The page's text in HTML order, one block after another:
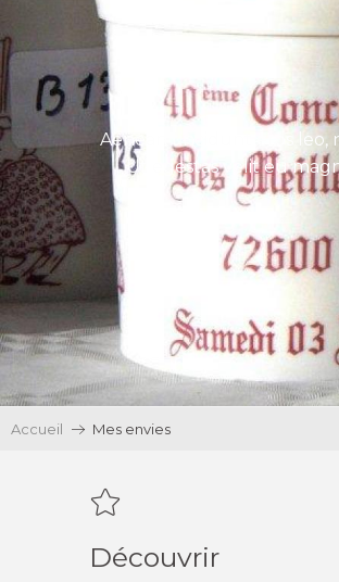
Aenean tincidunt eros leo,
Ut egestas velit eu
Accueil Mes envies
Découvrir